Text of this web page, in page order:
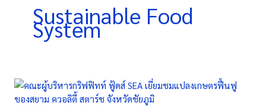
Sustainable Food
System
Griffith
Foods